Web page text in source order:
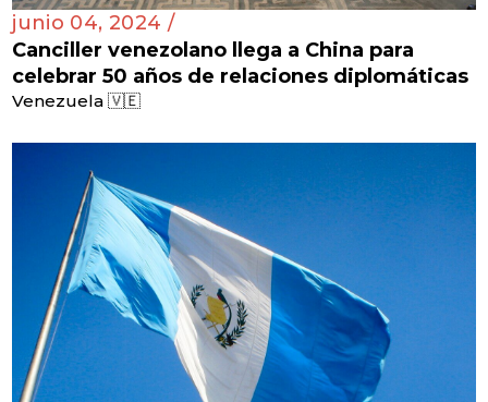
junio 04, 2024 /
Canciller venezolano llega a China para
celebrar 50 años de relaciones diplomáticas
Venezuela 🇻🇪